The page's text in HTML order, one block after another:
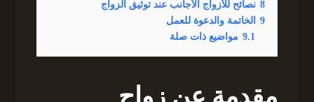
8 نصائح للأزواج الأجانب عند توثيق الزواج
9
الخاتمة والدعوة للعمل
9.1 مواضيع ذات صلة